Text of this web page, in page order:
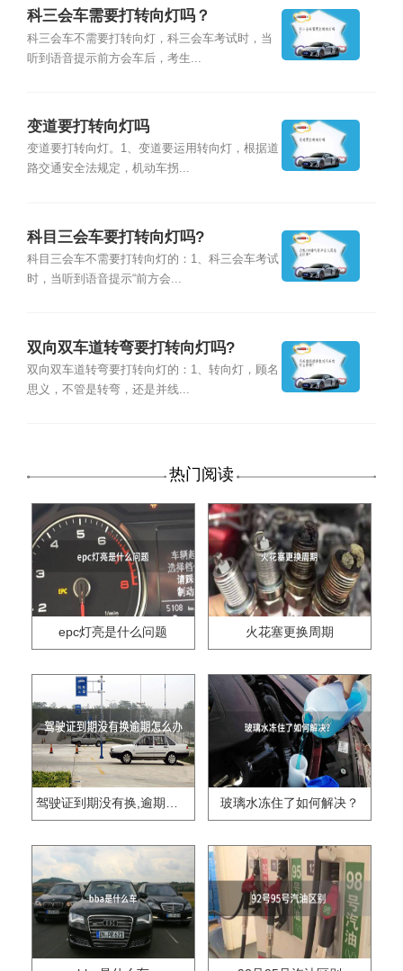
科三会车需要打转向灯吗？
科三会车不需要打转向灯，科三会车考试时，当
听到语音提示前方会车后，考生...
变道要打转向灯吗
变道要打转向灯。1、变道要运用转向灯，根据道
路交通安全法规定，机动车拐...
科目三会车要打转向灯吗?
科目三会车不需要打转向灯的：1、科三会车考试
时，当听到语音提示“前方会...
双向双车道转弯要打转向灯吗?
双向双车道转弯要打转向灯的：1、转向灯，顾名
思义，不管是转弯，还是并线...
热门阅读
epc灯亮是什么问题 火花塞更换周期
驾驶证到期没有换,逾期怎么办?? 玻璃水冻住了如何解决？